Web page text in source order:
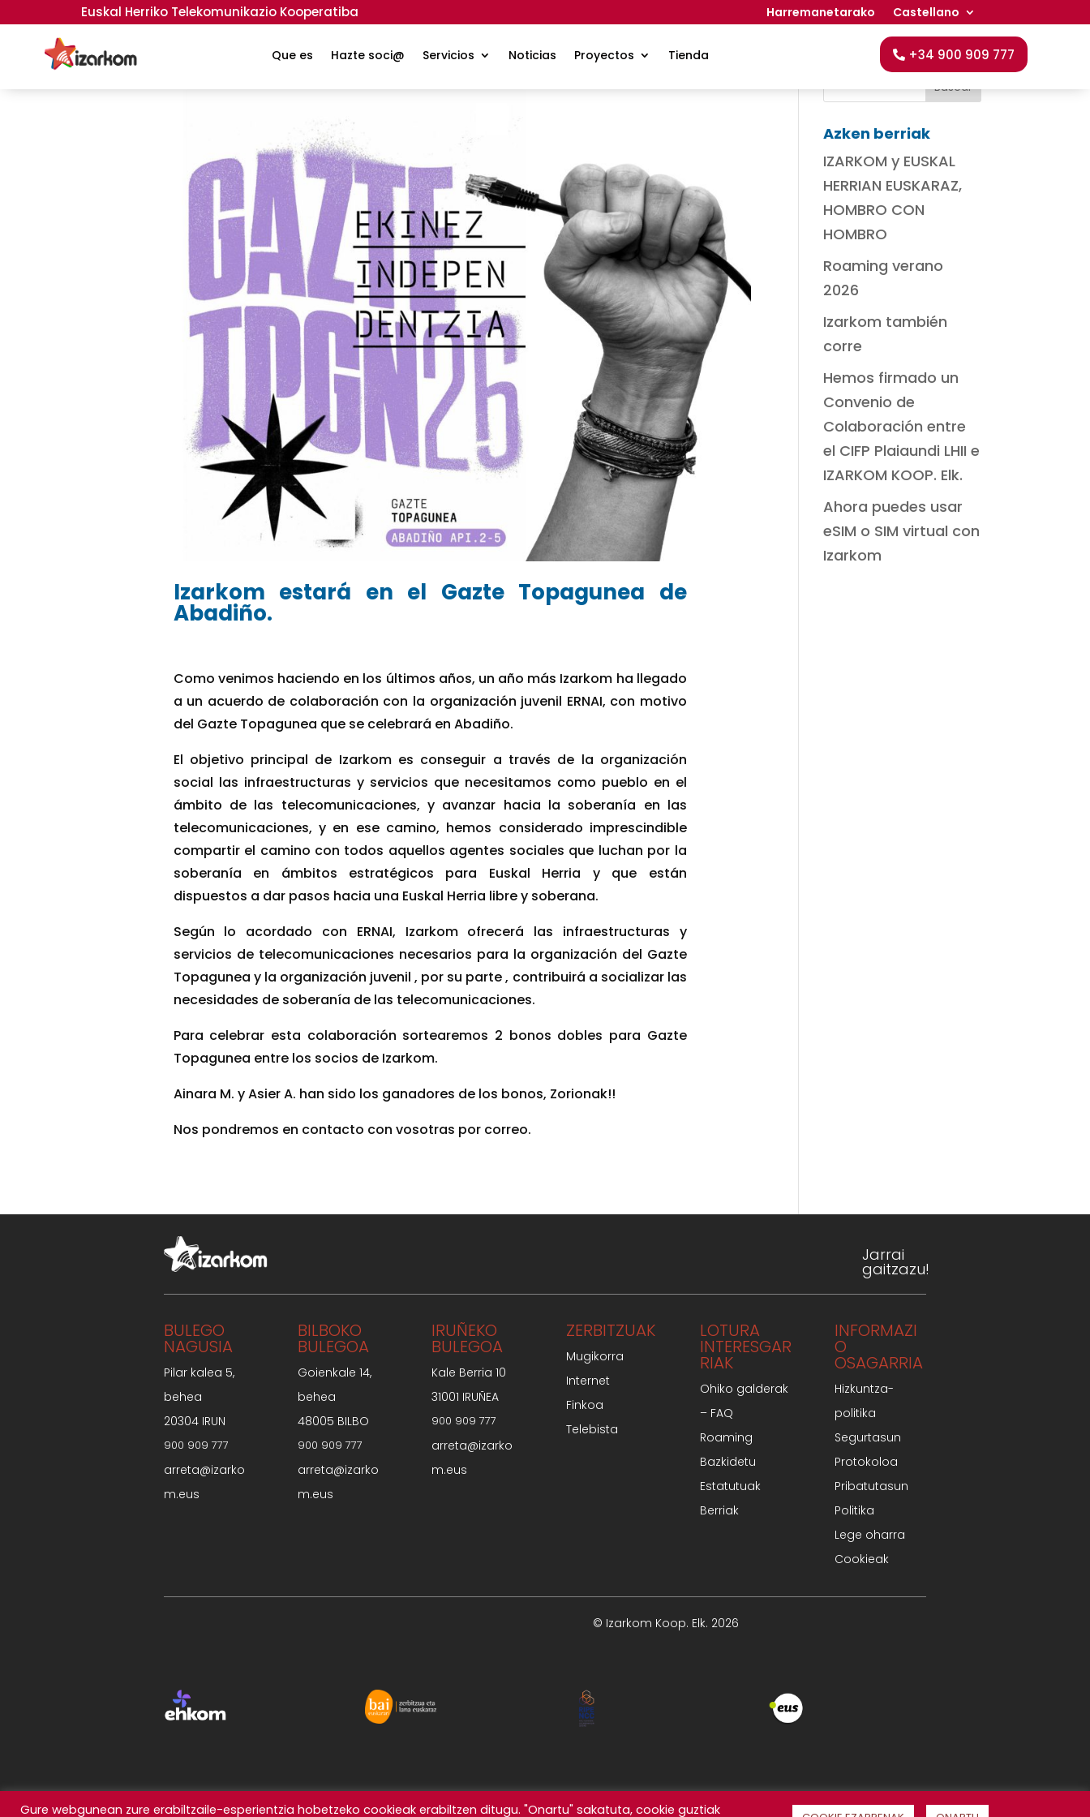
Euskal Herriko Telekomunikazio Kooperatiba Harremanetarako Castellano
Que es Hazte soci@ Servicios Noticias Proyectos Tienda +34 900 909 777
Topagunea 26
Izarkom estará en el Gazte Topagunea de
Abadiño.
Como venimos haciendo en los últimos años, un año más Izarkom ha llegado
a un acuerdo de colaboración con la organización juvenil ERNAI, con motivo
del Gazte Topagunea que se celebrará en Abadiño.
El objetivo principal de Izarkom es conseguir a través de la organización
social las infraestructuras y servicios que necesitamos como pueblo en el
ámbito de las telecomunicaciones, y avanzar hacia la soberanía en las
telecomunicaciones, y en ese camino, hemos considerado imprescindible
compartir el camino con todos aquellos agentes sociales que luchan por la
soberanía en ámbitos estratégicos para Euskal Herria y que están
dispuestos a dar pasos hacia una Euskal Herria libre y soberana.
Según lo acordado con ERNAI, Izarkom ofrecerá las infraestructuras y
servicios de telecomunicaciones necesarios para la organización del Gazte
Topagunea y la organización juvenil , por su parte , contribuirá a socializar las
necesidades de soberanía de las telecomunicaciones.
Para celebrar esta colaboración sortearemos 2 bonos dobles para Gazte
Topagunea entre los socios de Izarkom.
Ainara M. y Asier A. han sido los ganadores de los bonos, Zorionak!!
Nos pondremos en contacto con vosotras por correo.
Azken berriak
IZARKOM y EUSKAL
HERRIAN EUSKARAZ,
HOMBRO CON
HOMBRO
Roaming verano
2026
Izarkom también
corre
Hemos firmado un
Convenio de
Colaboración entre
el CIFP Plaiaundi LHII e
IZARKOM KOOP. Elk.
Ahora puedes usar
eSIM o SIM virtual con
Izarkom
Jarrai
gaitzazu!
BULEGO
NAGUSIA
Pilar kalea 5,
behea
20304 IRUN
900 909 777
arreta@izarko
m.eus
BILBOKO
BULEGOA
Goienkale 14,
behea
48005 BILBO
900 909 777
arreta@izarko
m.eus
IRUÑEKO
BULEGOA
Kale Berria 10
31001 IRUÑEA
900 909 777
arreta@izarko
m.eus
ZERBITZUAK
Mugikorra
Internet
Finkoa
Telebista
LOTURA
INTERESGAR
RIAK
Ohiko galderak
– FAQ
Roaming
Bazkidetu
Estatutuak
Berriak
INFORMAZI
O
OSAGARRIA
Hizkuntza-
politika
Segurtasun
Protokoloa
Pribatutasun
Politika
Lege oharra
Cookieak
© Izarkom Koop. Elk. 2026
Gure webgunean zure erabiltzaile-esperientzia hobetzeko cookieak erabiltzen ditugu. "Onartu" sakatuta, cookie guztiak